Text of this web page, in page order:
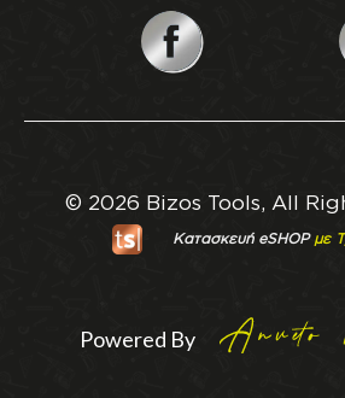
© 2026 Bizos Tools, All
Κατασκευή eSHOPμε
Powered By